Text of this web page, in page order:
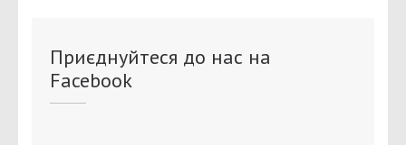
Приєднуйтеся до нас на
Facebook